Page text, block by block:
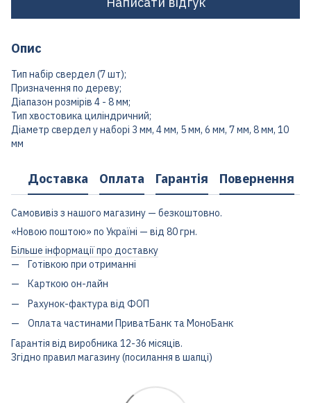
Опис
Тип набір свердел (7 шт);
Призначення по дереву;
Діапазон розмірів 4 - 8 мм;
Тип хвостовика циліндричний;
Діаметр свердел у наборі 3 мм, 4 мм, 5 мм, 6 мм, 7 мм, 8 мм, 10
мм
Доставка Оплата Гарантія Повернення
Самовивіз з нашого магазину — безкоштовно.
«Новою поштою» по Україні — від 80 грн.
Більше інформації про доставку
Готівкою при отриманні
Карткою он-лайн
Рахунок-фактура від ФОП
Оплата частинами ПриватБанк та МоноБанк
Гарантія від виробника 12-36 місяців.
Згідно правил магазину (посилання в шапці)